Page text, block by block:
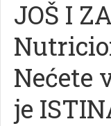
JOŠ I
Nećete
je